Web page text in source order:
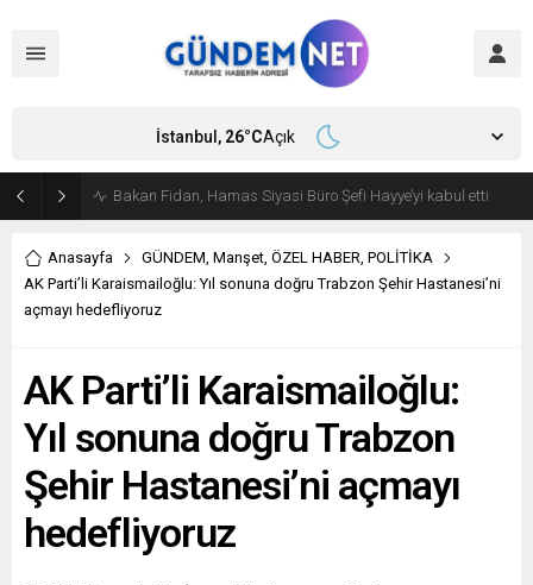
Bakan Fidan, Hamas Siyasi Büro Şefi Hayye’yi kabul etti
İstanbul, 26°CAçık
Anasayfa GÜNDEM, Manşet, ÖZEL HABER, POLİTİKA
AK Parti’li Karaismailoğlu: Yıl sonuna doğru Trabzon Şehir Hastanesi’ni
açmayı hedefliyoruz
AK Parti’li Karaismailoğlu:
Yıl sonuna doğru Trabzon
Şehir Hastanesi’ni açmayı
hedefliyoruz